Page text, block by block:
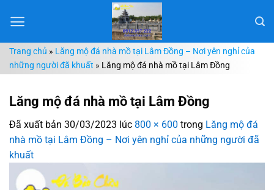
đến
dungTrang chủ » Lăng mộ đá nhà mồ tại Lâm Đồng – Nơi yên nghỉ của
những người đã khuất » Lăng mộ đá nhà mồ tại Lâm Đồng
Lăng mộ đá nhà mồ tại Lâm Đồng
Đã xuất bản 30/03/2023 lúc 800 × 600 trong Lăng mộ đá
nhà mồ tại Lâm Đồng – Nơi yên nghỉ của những người đã
khuất